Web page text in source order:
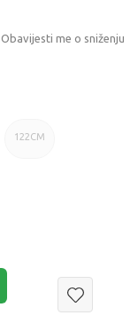
Obavijesti me o sniženju
122CM